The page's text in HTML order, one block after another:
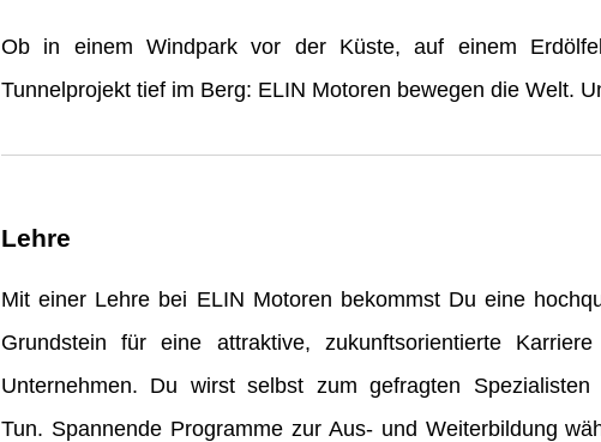
Ob in einem Windpark vor der Küste, auf einem
Tunnelprojekt tief im Berg: ELIN Motoren bewegen die Welt.
Lehre
Mit einer Lehre bei ELIN Motoren bekommst Du eine
Grundstein für eine attraktive, zukunftsorientierte
Unternehmen. Du wirst selbst zum gefragten
Tun. Spannende Programme zur Aus- und Weiterbildung